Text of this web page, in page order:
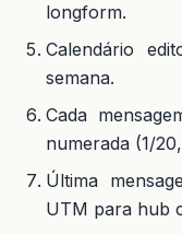
longform.
Calendário
semana.
Cada
numerada (1/
Última
UTM para hub